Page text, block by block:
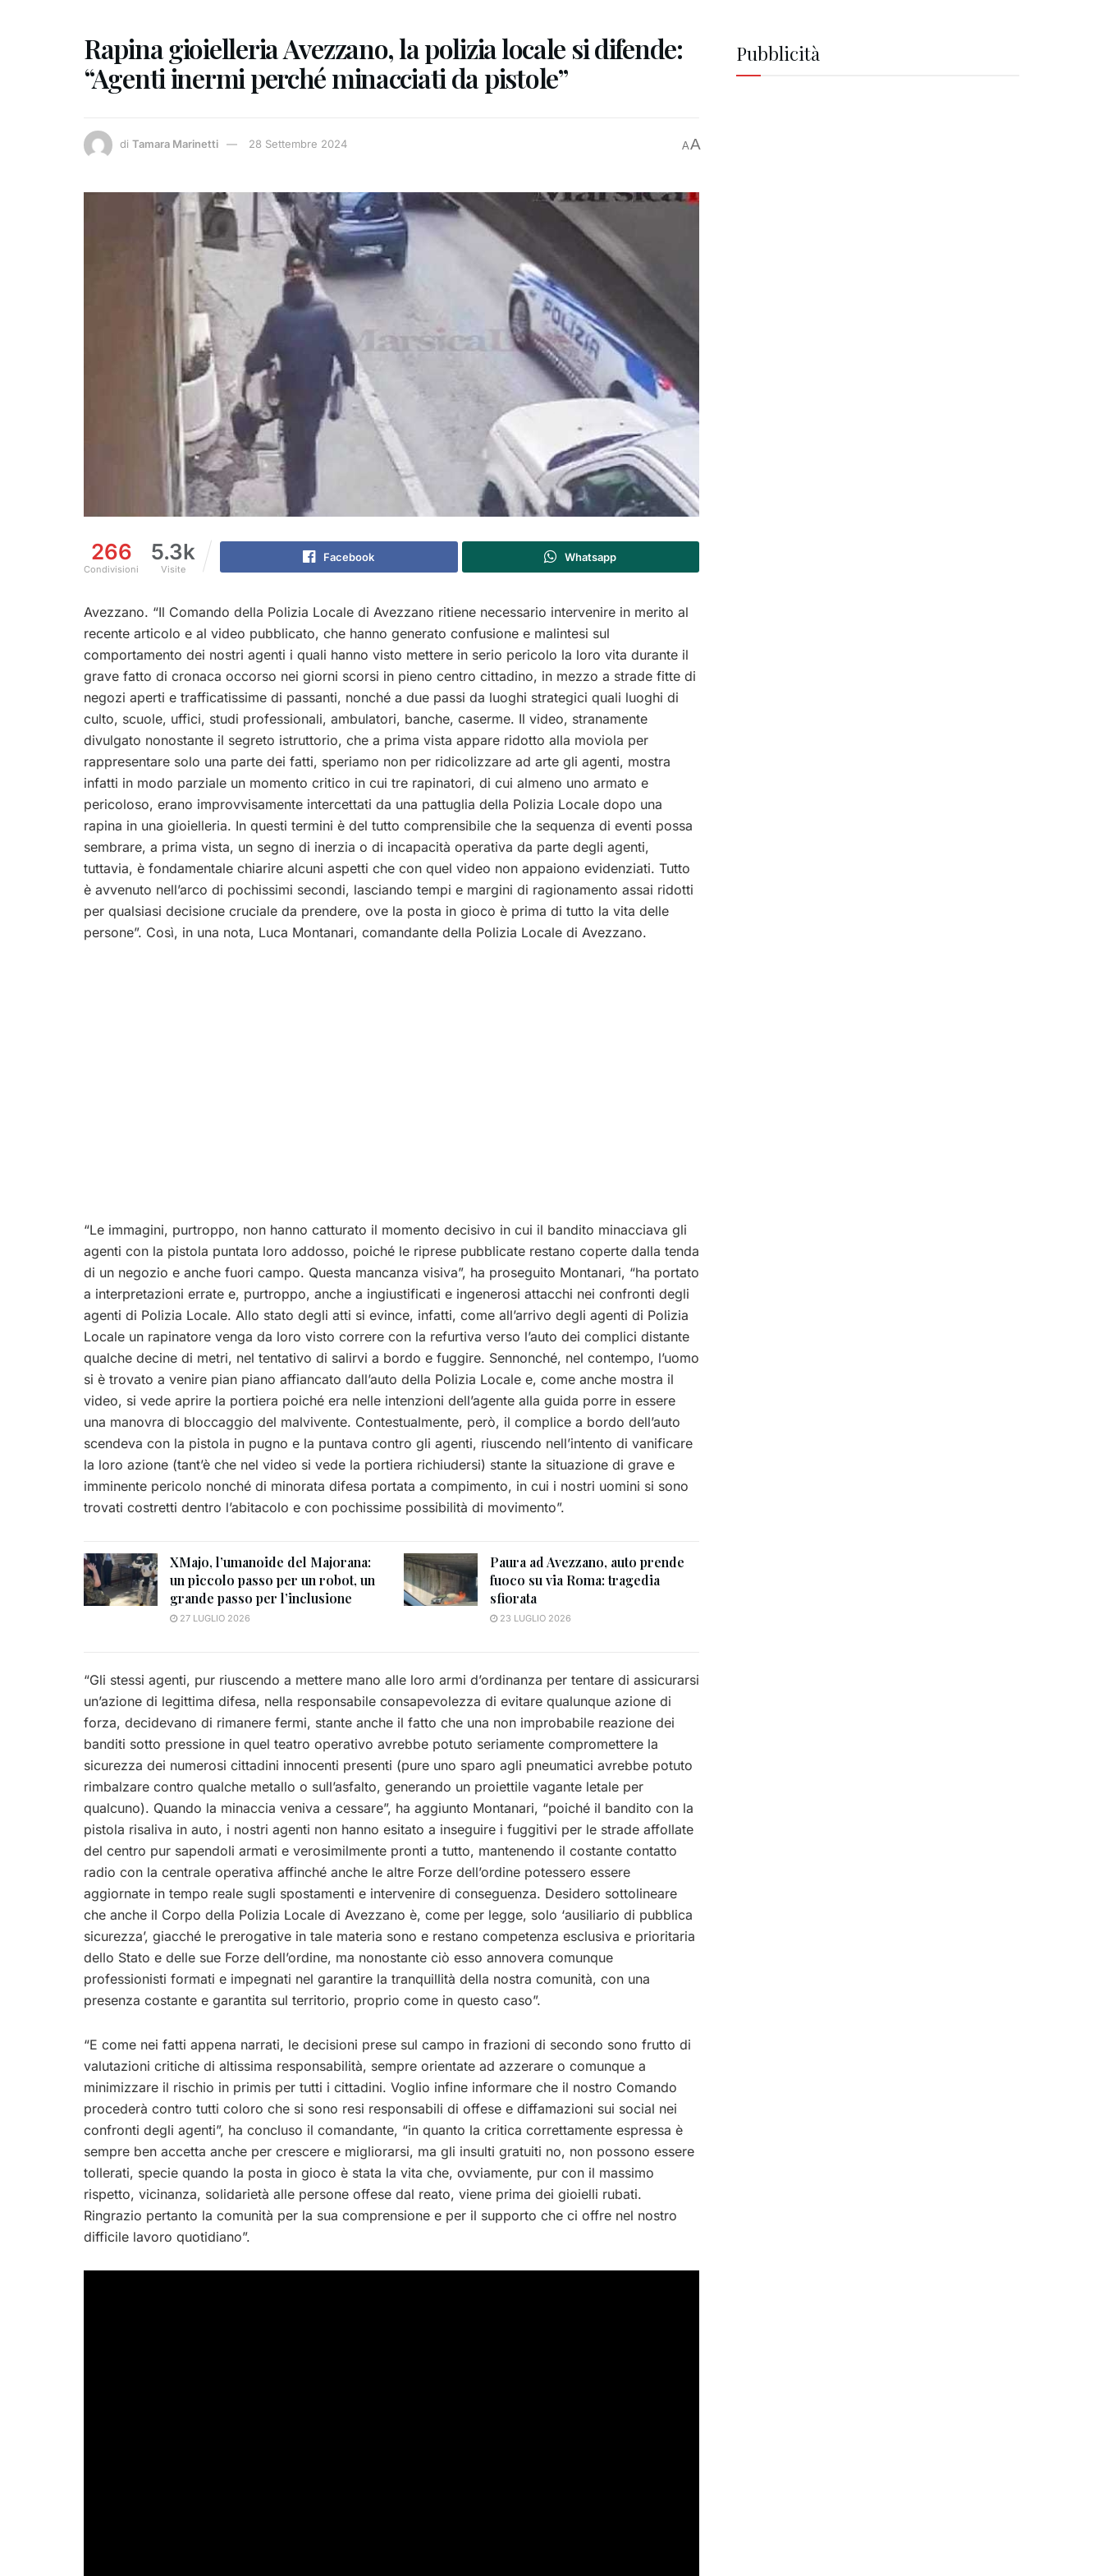
Rapina gioielleria Avezzano, la polizia locale si difende:
“Agenti inermi perché minacciati da pistole”
di Tamara Marinetti 28 Settembre 2024 AA
266
Condivisioni
5.3k
Visite
Facebook Whatsapp
Avezzano. “Il Comando della Polizia Locale di Avezzano ritiene necessario intervenire in merito al
recente articolo e al video pubblicato, che hanno generato confusione e malintesi sul
comportamento dei nostri agenti i quali hanno visto mettere in serio pericolo la loro vita durante il
grave fatto di cronaca occorso nei giorni scorsi in pieno centro cittadino, in mezzo a strade fitte di
negozi aperti e trafficatissime di passanti, nonché a due passi da luoghi strategici quali luoghi di
culto, scuole, uffici, studi professionali, ambulatori, banche, caserme. Il video, stranamente
divulgato nonostante il segreto istruttorio, che a prima vista appare ridotto alla moviola per
rappresentare solo una parte dei fatti, speriamo non per ridicolizzare ad arte gli agenti, mostra
infatti in modo parziale un momento critico in cui tre rapinatori, di cui almeno uno armato e
pericoloso, erano improvvisamente intercettati da una pattuglia della Polizia Locale dopo una
rapina in una gioielleria. In questi termini è del tutto comprensibile che la sequenza di eventi possa
sembrare, a prima vista, un segno di inerzia o di incapacità operativa da parte degli agenti,
tuttavia, è fondamentale chiarire alcuni aspetti che con quel video non appaiono evidenziati. Tutto
è avvenuto nell’arco di pochissimi secondi, lasciando tempi e margini di ragionamento assai ridotti
per qualsiasi decisione cruciale da prendere, ove la posta in gioco è prima di tutto la vita delle
persone”. Così, in una nota, Luca Montanari, comandante della Polizia Locale di Avezzano.
“Le immagini, purtroppo, non hanno catturato il momento decisivo in cui il bandito minacciava gli
agenti con la pistola puntata loro addosso, poiché le riprese pubblicate restano coperte dalla tenda
di un negozio e anche fuori campo. Questa mancanza visiva”, ha proseguito Montanari, “ha portato
a interpretazioni errate e, purtroppo, anche a ingiustificati e ingenerosi attacchi nei confronti degli
agenti di Polizia Locale. Allo stato degli atti si evince, infatti, come all’arrivo degli agenti di Polizia
Locale un rapinatore venga da loro visto correre con la refurtiva verso l’auto dei complici distante
qualche decine di metri, nel tentativo di salirvi a bordo e fuggire. Sennonché, nel contempo, l’uomo
si è trovato a venire pian piano affiancato dall’auto della Polizia Locale e, come anche mostra il
video, si vede aprire la portiera poiché era nelle intenzioni dell’agente alla guida porre in essere
una manovra di bloccaggio del malvivente. Contestualmente, però, il complice a bordo dell’auto
scendeva con la pistola in pugno e la puntava contro gli agenti, riuscendo nell’intento di vanificare
la loro azione (tant’è che nel video si vede la portiera richiudersi) stante la situazione di grave e
imminente pericolo nonché di minorata difesa portata a compimento, in cui i nostri uomini si sono
trovati costretti dentro l’abitacolo e con pochissime possibilità di movimento”.
XMajo, l’umanoide del Majorana:
un piccolo passo per un robot, un
grande passo per l’inclusione
27 LUGLIO 2026
Paura ad Avezzano, auto prende
fuoco su via Roma: tragedia
sfiorata
23 LUGLIO 2026
“Gli stessi agenti, pur riuscendo a mettere mano alle loro armi d’ordinanza per tentare di assicurarsi
un’azione di legittima difesa, nella responsabile consapevolezza di evitare qualunque azione di
forza, decidevano di rimanere fermi, stante anche il fatto che una non improbabile reazione dei
banditi sotto pressione in quel teatro operativo avrebbe potuto seriamente compromettere la
sicurezza dei numerosi cittadini innocenti presenti (pure uno sparo agli pneumatici avrebbe potuto
rimbalzare contro qualche metallo o sull’asfalto, generando un proiettile vagante letale per
qualcuno). Quando la minaccia veniva a cessare”, ha aggiunto Montanari, “poiché il bandito con la
pistola risaliva in auto, i nostri agenti non hanno esitato a inseguire i fuggitivi per le strade affollate
del centro pur sapendoli armati e verosimilmente pronti a tutto, mantenendo il costante contatto
radio con la centrale operativa affinché anche le altre Forze dell’ordine potessero essere
aggiornate in tempo reale sugli spostamenti e intervenire di conseguenza. Desidero sottolineare
che anche il Corpo della Polizia Locale di Avezzano è, come per legge, solo ‘ausiliario di pubblica
sicurezza’, giacché le prerogative in tale materia sono e restano competenza esclusiva e prioritaria
dello Stato e delle sue Forze dell’ordine, ma nonostante ciò esso annovera comunque
professionisti formati e impegnati nel garantire la tranquillità della nostra comunità, con una
presenza costante e garantita sul territorio, proprio come in questo caso”.
“E come nei fatti appena narrati, le decisioni prese sul campo in frazioni di secondo sono frutto di
valutazioni critiche di altissima responsabilità, sempre orientate ad azzerare o comunque a
minimizzare il rischio in primis per tutti i cittadini. Voglio infine informare che il nostro Comando
procederà contro tutti coloro che si sono resi responsabili di offese e diffamazioni sui social nei
confronti degli agenti”, ha concluso il comandante, “in quanto la critica correttamente espressa è
sempre ben accetta anche per crescere e migliorarsi, ma gli insulti gratuiti no, non possono essere
tollerati, specie quando la posta in gioco è stata la vita che, ovviamente, pur con il massimo
rispetto, vicinanza, solidarietà alle persone offese dal reato, viene prima dei gioielli rubati.
Ringrazio pertanto la comunità per la sua comprensione e per il supporto che ci offre nel nostro
difficile lavoro quotidiano”.
Pubblicità